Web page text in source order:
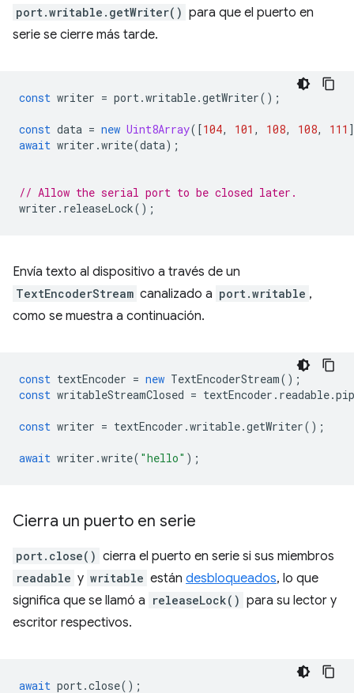
port.writable.getWriter() para que el puerto en
serie se cierre más tarde.
const writer = port.writable.getWriter();
const data = new Uint8Array([104, 101 , 108, 108, 111
await writer .write(data);
// Allow the serial port to be closed later.
writer . releaseLock();
Envía texto al dispositivo a través de un
TextEncoderStream canalizado a port.writable ,
como se muestra a continuación.
const textEncoder = new TextEncoderStream();
const writableStreamClosed = textEncoder . readable.
const writer = textEncoder .writable.getWriter();
await writer .write( "hello" );
Cierra un puerto en serie
port.close() cierra el puerto en serie si sus miembros
readable y writable están desbloqueados, lo que
significa que se llamó a releaseLock() para su lector y
escritor respectivos.
await port.close();